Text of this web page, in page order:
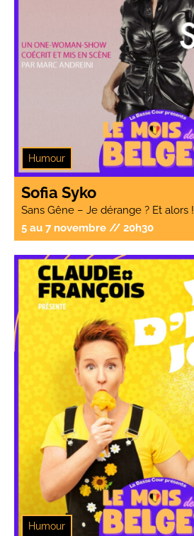
Humour
Sofia Syko
Sans Gêne – Je dérange ? Et alors !
5 au 7 novembre // 20h30
Humour